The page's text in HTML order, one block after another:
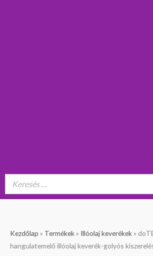
Kezdőlap » Termékek » Illóolaj keverékek »
hangulatemelő illóolaj keverék-golyós
doTERRA
Cheer